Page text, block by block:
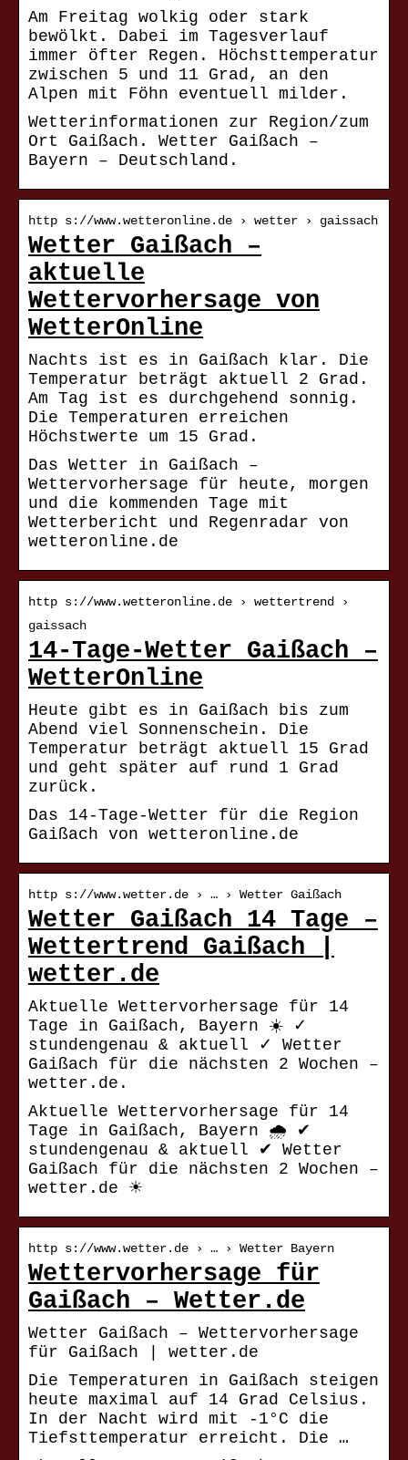
Am Freitag wolkig oder stark
bewölkt. Dabei im Tagesverlauf
immer öfter Regen. Höchsttemperatur
zwischen 5 und 11 Grad, an den
Alpen mit Föhn eventuell milder.
Wetterinformationen zur Region/zum
Ort Gaißach. Wetter Gaißach –
Bayern – Deutschland.
http s://www.wetteronline.de › wetter › gaissach
Wetter Gaißach –
aktuelle
Wettervorhersage von
WetterOnline
Nachts ist es in Gaißach klar. Die
Temperatur beträgt aktuell 2 Grad.
Am Tag ist es durchgehend sonnig.
Die Temperaturen erreichen
Höchstwerte um 15 Grad.
Das Wetter in Gaißach –
Wettervorhersage für heute, morgen
und die kommenden Tage mit
Wetterbericht und Regenradar von
wetteronline.de
http s://www.wetteronline.de › wettertrend ›
gaissach
14-Tage-Wetter Gaißach –
WetterOnline
Heute gibt es in Gaißach bis zum
Abend viel Sonnenschein. Die
Temperatur beträgt aktuell 15 Grad
und geht später auf rund 1 Grad
zurück.
Das 14-Tage-Wetter für die Region
Gaißach von wetteronline.de
http s://www.wetter.de › … › Wetter Gaißach
Wetter Gaißach 14 Tage –
Wettertrend Gaißach |
wetter.de
Aktuelle Wettervorhersage für 14
Tage in Gaißach, Bayern ☀️ ✓
stundengenau & aktuell ✓ Wetter
Gaißach für die nächsten 2 Wochen –
wetter.de.
Aktuelle Wettervorhersage für 14
Tage in Gaißach, Bayern 🌧️ ✔
stundengenau & aktuell ✔ Wetter
Gaißach für die nächsten 2 Wochen –
wetter.de ☀
http s://www.wetter.de › … › Wetter Bayern
Wettervorhersage für
Gaißach – Wetter.de
Wetter Gaißach – Wettervorhersage
für Gaißach | wetter.de
Die Temperaturen in Gaißach steigen
heute maximal auf 14 Grad Celsius.
In der Nacht wird mit -1°C die
Tiefsttemperatur erreicht. Die …